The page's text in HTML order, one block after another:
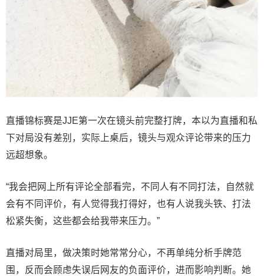
直播锦标赛是JJE第一次在镜头前完整打牌，本以为直播和私
下对局没有差别，实际上桌后，镜头与观众评论带来的压力
远超想象。
“我会把网上所有评论全部看完，不同人有不同打法，自然就
会有不同评价，有人觉得我打得好，也有人说我头铁、打法
松紧失衡，这些都会给我带来压力。”
直播对局里，做决策时她常常分心，不再单纯分析手牌范
围，反而会顾虑失误后网友的负面评价，进而影响判断。她